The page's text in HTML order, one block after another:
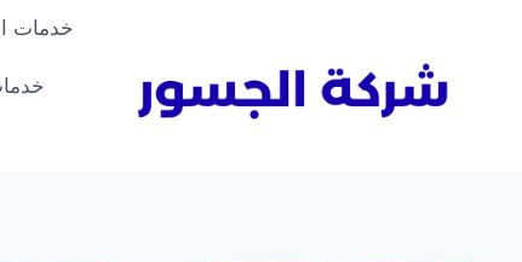
خدمات